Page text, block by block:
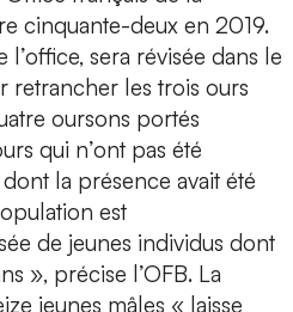
cinquante-deux en 2019.
sera révisée dans le
retrancher les trois ours
oursons portés
qui n’ont pas été
la présence avait été
est
de jeunes individus dont
», précise l’OFB. La
jeunes mâles « laisse